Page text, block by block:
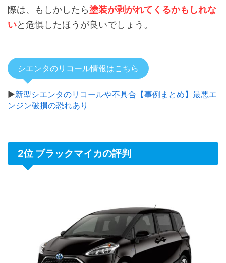
際は、もしかしたら塗装が剥がれてくるかもしれな
いと危惧したほうが良いでしょう。
シエンタのリコール情報はこちら
▶新型シエンタのリコールや不具合【事例まとめ】最悪エ
ンジン破損の恐れあり
2位 ブラックマイカの評判